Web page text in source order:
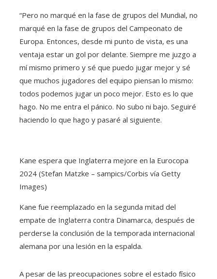
“Pero no marqué en la fase de grupos del Mundial, no
marqué en la fase de grupos del Campeonato de
Europa. Entonces, desde mi punto de vista, es una
ventaja estar un gol por delante. Siempre me juzgo a
mí mismo primero y sé que puedo jugar mejor y sé
que muchos jugadores del equipo piensan lo mismo:
todos podemos jugar un poco mejor. Esto es lo que
hago. No me entra el pánico. No subo ni bajo. Seguiré
haciendo lo que hago y pasaré al siguiente.
Kane espera que Inglaterra mejore en la Eurocopa
2024 (Stefan Matzke – sampics/Corbis vía Getty
Images)
Kane fue reemplazado en la segunda mitad del
empate de Inglaterra contra Dinamarca, después de
perderse la conclusión de la temporada internacional
alemana por una lesión en la espalda.
A pesar de las preocupaciones sobre el estado físico